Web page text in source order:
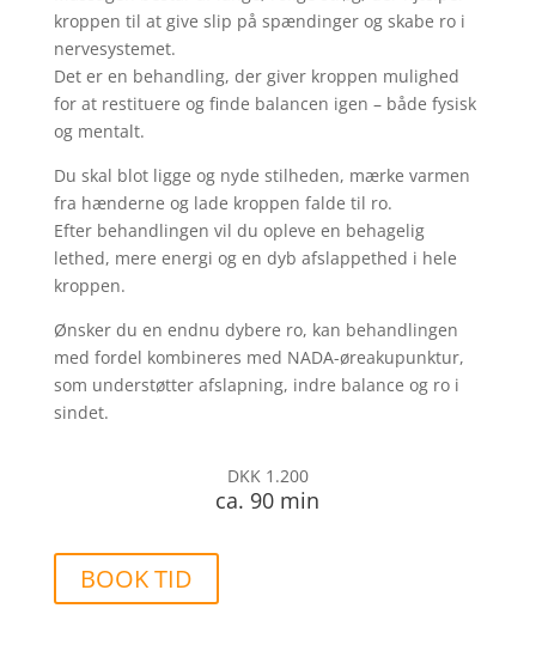
kroppen til at give slip på spændinger og skabe ro i
nervesystemet.
Det er en behandling, der giver kroppen mulighed
for at restituere og finde balancen igen – både fysisk
og mentalt.
Du skal blot ligge og nyde stilheden, mærke varmen
fra hænderne og lade kroppen falde til ro.
Efter behandlingen vil du opleve en behagelig
lethed, mere energi og en dyb afslappethed i hele
kroppen.
Ønsker du en endnu dybere ro, kan behandlingen
med fordel kombineres med NADA-øreakupunktur,
som understøtter afslapning, indre balance og ro i
sindet.
DKK 1.200
ca. 90 min
BOOK TID